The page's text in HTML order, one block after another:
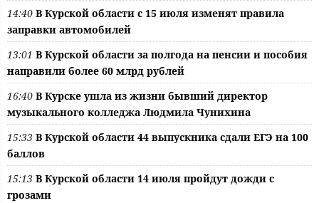
14:40 В Курской области с 15 июля изменят правила
заправки автомобилей
13:01 В Курской области за полгода на пенсии и пособия
направили более 60 млрд рублей
16:40 В Курске ушла из жизни бывший директор
музыкального колледжа Людмила Чунихина
15:33 В Курской области 44 выпускника сдали ЕГЭ на 100
баллов
15:13 В Курской области 14 июля пройдут дожди с
грозами